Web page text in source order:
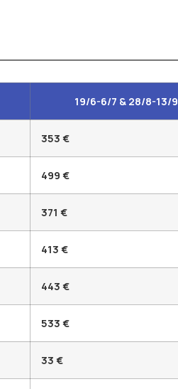
19/6-6/7 & 28/8-13/9
353 €
499 €
371 €
413 €
443 €
533 €
33 €